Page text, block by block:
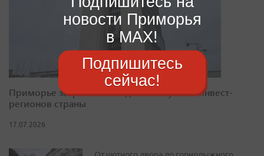
Приморье закрепилось в десятке лучших инвест-
регионов страны
17.07.2026
новости Приморья
в MAX!
Подпишитесь
сейчас!